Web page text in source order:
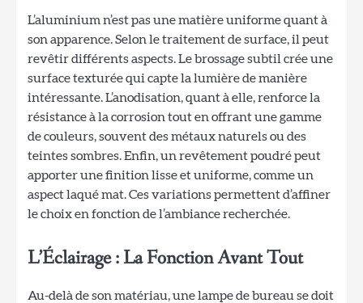
L’aluminium n’est pas une matière uniforme quant à
son apparence. Selon le traitement de surface, il peut
revêtir différents aspects. Le brossage subtil crée une
surface texturée qui capte la lumière de manière
intéressante. L’anodisation, quant à elle, renforce la
résistance à la corrosion tout en offrant une gamme
de couleurs, souvent des métaux naturels ou des
teintes sombres. Enfin, un revêtement poudré peut
apporter une finition lisse et uniforme, comme un
aspect laqué mat. Ces variations permettent d’affiner
le choix en fonction de l’ambiance recherchée.
L’Éclairage : La Fonction Avant Tout
Au-delà de son matériau, une lampe de bureau se doit